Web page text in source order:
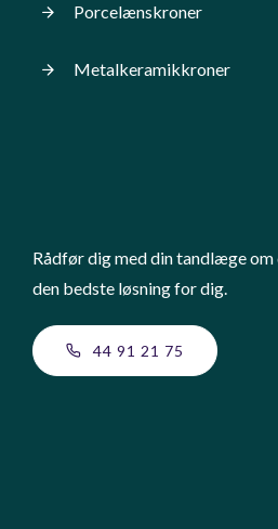
Porcelænskroner
Metalkeramikkroner
Rådfør dig med din tandlæge om
den bedste løsning for dig.
44 91 21 75